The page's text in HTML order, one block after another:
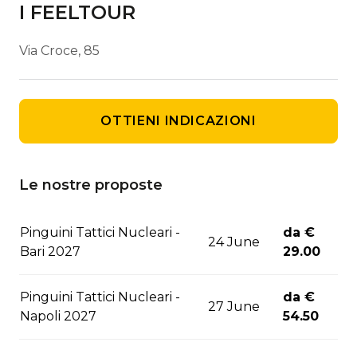
I FEELTOUR
Via Croce, 85
OTTIENI INDICAZIONI
Le nostre proposte
Pinguini Tattici Nucleari -
Bari 2027
24 June
da €
29.00
Pinguini Tattici Nucleari -
Napoli 2027
27 June
da €
54.50